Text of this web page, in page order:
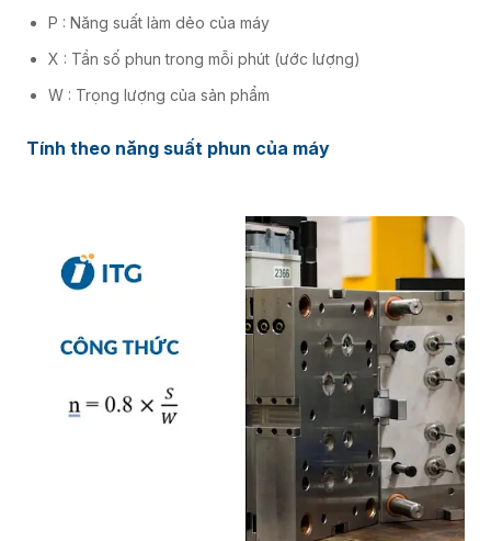
P : Năng suất làm dẻo của máy
X : Tần số phun trong mỗi phút (ước lượng)
W : Trọng lượng của sản phẩm
Tính theo năng suất phun của máy